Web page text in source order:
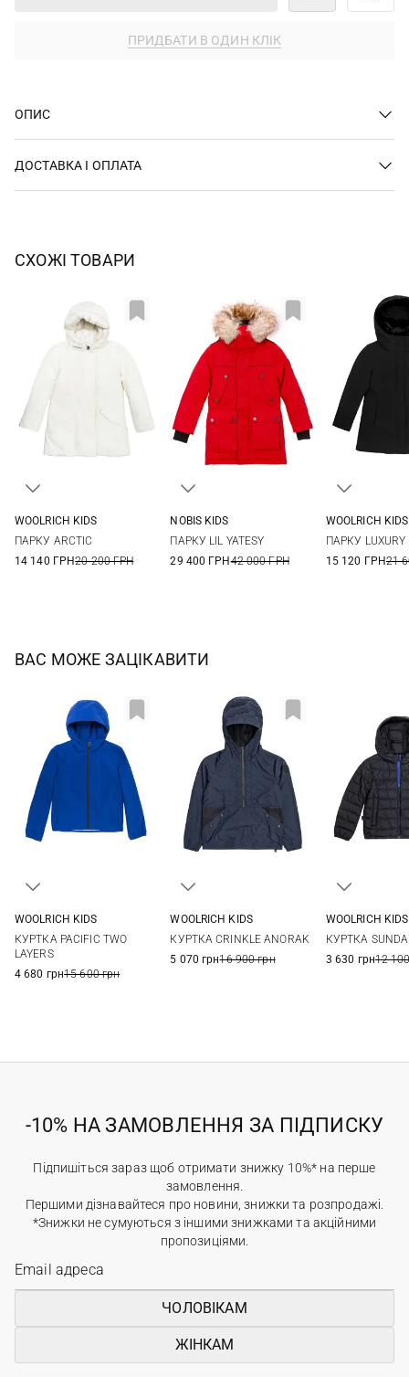
ПРИДБАТИ В ОДИН КЛІК
ОПИС
ДОСТАВКА І ОПЛАТА
СХОЖІ ТОВАРИ
WOOLRICH KIDS
ПАРКУ ARCTIC
14 140 ГРН20 200 ГРН
NOBIS KIDS
ПАРКУ LIL YATESY
29 400 ГРН42 000 ГРН
WOOLRICH KIDS
ПАРКУ LUXURY
15 120 ГРН21
ВАС МОЖЕ ЗАЦІКАВИТИ
WOOLRICH KIDS
КУРТКА PACIFIC TWO
LAYERS
4 680 грн15 600 грн
WOOLRICH KIDS
КУРТКА CRINKLE ANORAK
5 070 грн16 900 грн
WOOLRICH KIDS
КУРТКА
3 630 грн12
-10% НА ЗАМОВЛЕННЯ ЗА ПІДПИСКУ
Підпишіться зараз щоб отримати знижку 10%* на перше
замовлення.
Першими дізнавайтеся про новини, знижки та розпродажі.
*Знижки не сумуються з іншими знижками та акційними
пропозиціями.
ЧОЛОВІКАМ
ЖІНКАМ